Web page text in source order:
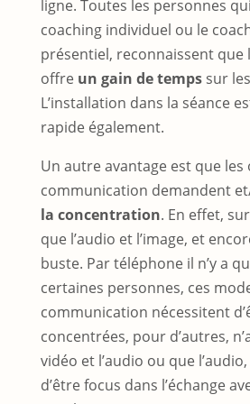
ligne. Toutes les personnes
coaching individuel ou le
présentiel, reconnaissent que
offre un gain de tempssur
L’installation dans la séance
rapide également.
Un autre avantage est que les
communication demandent
la concentration. En effet,
que l’audio et l’image, et
buste. Par téléphone il n’y a
certaines personnes, ces
communication nécessitent
concentrées, pour d’autres,
vidéo et l’audio ou que
d’être focus dans l’échange